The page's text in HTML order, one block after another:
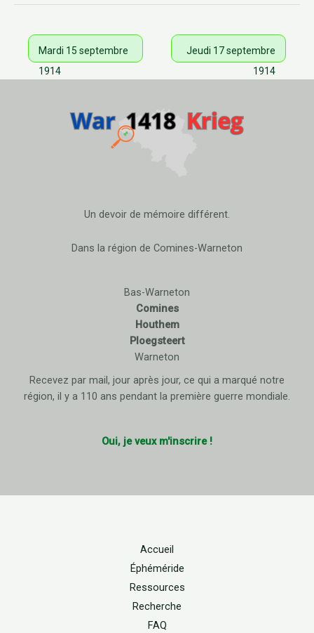
Mardi 15 septembre
1914
Jeudi 17 septembre
1914
Un devoir de mémoire différent.
Dans la région de Comines-Warneton
Bas-Warneton
Comines
Houthem
Ploegsteert
Warneton
Recevez par mail, jour après jour, ce qui a marqué notre
région, il y a 110 ans pendant la première guerre mondiale.
Oui, je veux m'inscrire !
Accueil
Éphéméride
Ressources
Recherche
FAQ